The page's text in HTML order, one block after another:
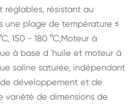
réglables, résistant au
une plage de température ≤
150 - 180 °C;Moteur à
à base d 'huile et moteur à
saline saturée, indépendant
développement et de
variété de dimensions de